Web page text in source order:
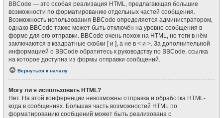
BBCode — это особая реализация HTML, предлагающая большие
возможности по форматированию отдельных частей сообщения.
Возможность использования BBCode определяется администратором,
однако BBCode также может быть отключён на уровне сообщения в
форме для его отправки. BBCode очень похож на HTML, но теги в нём
заключаются в квадратные скобки [ и ], а не в < и >. За дополнительной
информацией о BBCode обратитесь к руководству по BBCode, ссылка
на которое доступна из формы отправки сообщений.
Вернуться к началу
Могу ли я использовать HTML?
Нет. На этой конференции невозможны отправка и обработка HTML-
кода в сообщениях. Большая часть возможностей HTML по
форматированию сообщений может быть реализована с